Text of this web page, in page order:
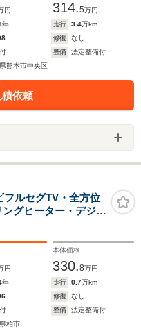
円 314.5万円
年 走行 3.4万km
修復
なし
整備
法定整備付
熊本市中央区
依頼
ルセグTV・全方位
グヒーター・デジタ
ダークルーズコン
ン・電動バックド
円
本体価格
330.8万円
年 走行 0.7万km
修復
なし
整備
法定整備付
柏市